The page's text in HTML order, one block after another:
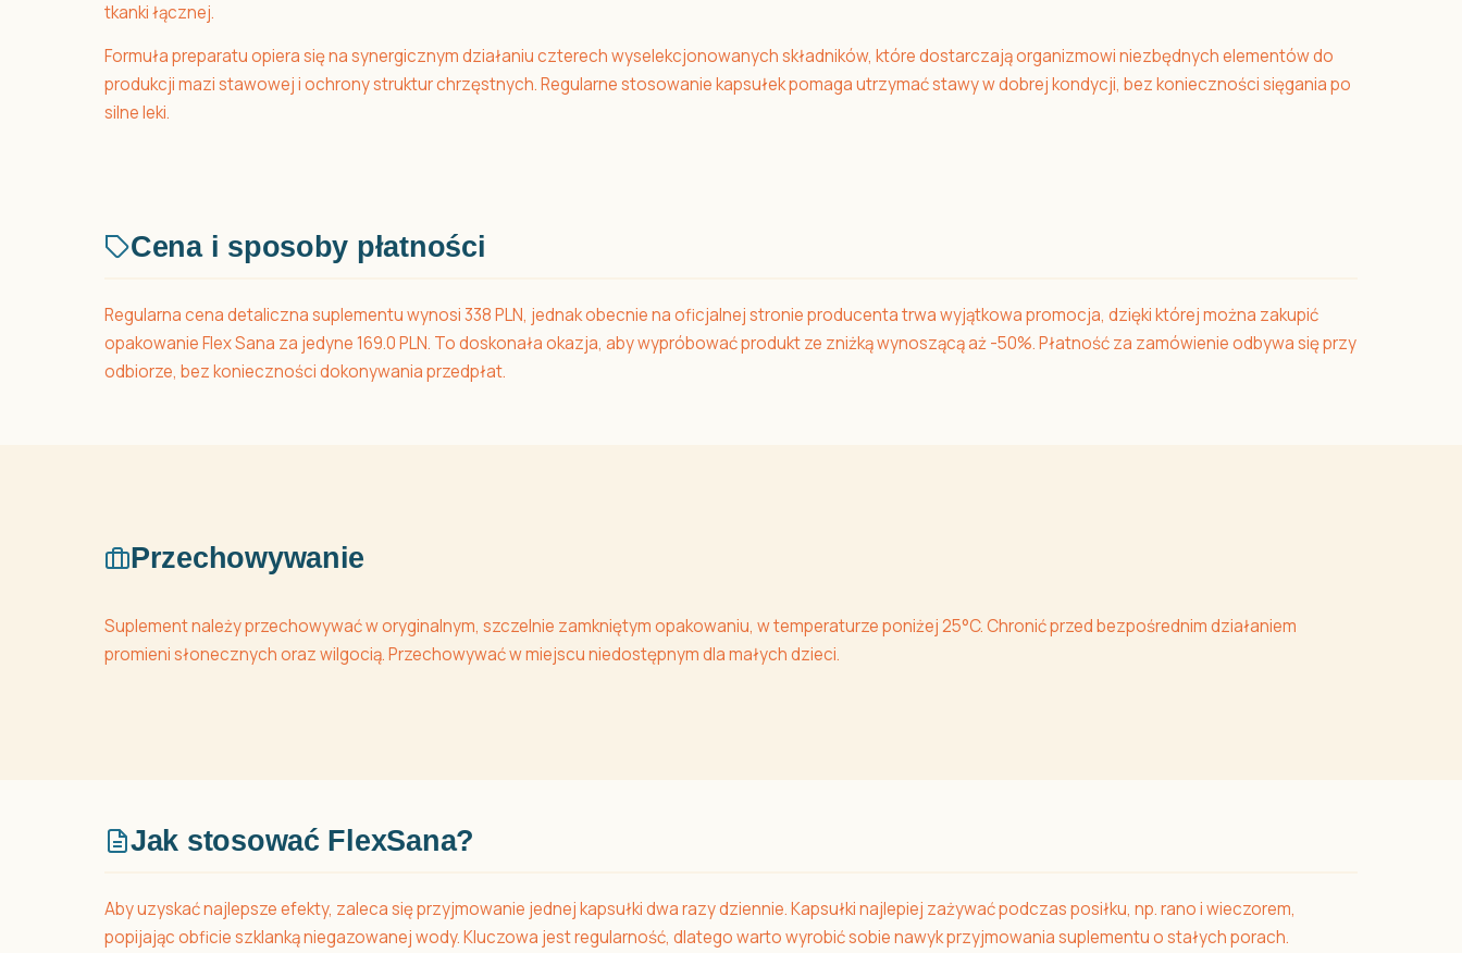
tkanki łącznej.
Formuła preparatu opiera się na synergicznym działaniu czterech wyselekcjonowanych składników, które dostarczają organizmowi niezbędnych elementów do
produkcji mazi stawowej i ochrony struktur chrzęstnych. Regularne stosowanie kapsułek pomaga utrzymać stawy w dobrej kondycji, bez konieczności sięgania po
silne leki.
Cena i sposoby płatności
Regularna cena detaliczna suplementu wynosi 338 PLN, jednak obecnie na oficjalnej stronie producenta trwa wyjątkowa promocja, dzięki której można zakupić
opakowanie Flex Sana za jedyne 169.0 PLN. To doskonała okazja, aby wypróbować produkt ze zniżką wynoszącą aż -50%. Płatność za zamówienie odbywa się przy
odbiorze, bez konieczności dokonywania przedpłat.
Przechowywanie
Suplement należy przechowywać w oryginalnym, szczelnie zamkniętym opakowaniu, w temperaturze poniżej 25°C. Chronić przed bezpośrednim działaniem
promieni słonecznych oraz wilgocią. Przechowywać w miejscu niedostępnym dla małych dzieci.
Jak stosować FlexSana?
Aby uzyskać najlepsze efekty, zaleca się przyjmowanie jednej kapsułki dwa razy dziennie. Kapsułki najlepiej zażywać podczas posiłku, np. rano i wieczorem,
popijając obficie szklanką niegazowanej wody. Kluczowa jest regularność, dlatego warto wyrobić sobie nawyk przyjmowania suplementu o stałych porach.